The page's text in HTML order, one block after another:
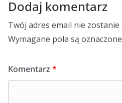
Dodaj komentarz
Twój adres email nie
Wymagane pola są oznaczone
Komentarz *